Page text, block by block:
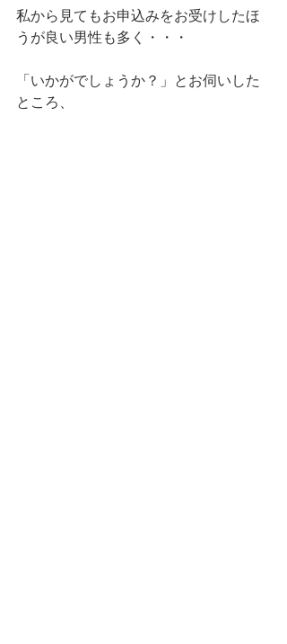
私から見てもお申込みをお受けしたほ
うが良い男性も多く・・・
「いかがでしょうか？」とお伺いした
ところ、